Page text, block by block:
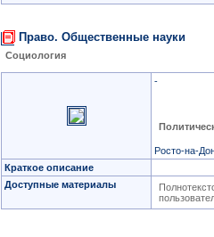
Право. Общественные науки
Социология
-
Росто-на-
Краткое описание
Доступные материалы